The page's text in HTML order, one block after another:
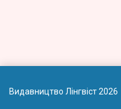
Видавництво Лінгвіст 2026